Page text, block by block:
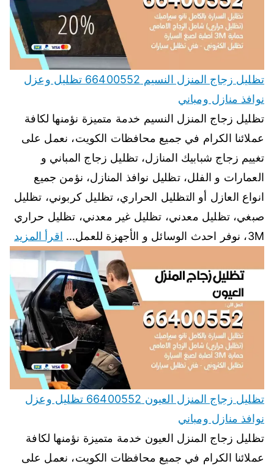
تظليل زجاج المنزل النسيم 66400552 تظليل وعزل
نوافذ منازل ومباني
تظليل زجاج المنزل النسيم خدمة متميزة نؤمنها لكافة
عملائنا الكرام في جميع محافظات الكويت، نعمل على
تغييم زجاج شبابيك المنازل، تظليل زجاج المباني و
العمارات و الفلل، تظليل نوافذ المنازل، نؤمن جميع
انواع العازل أو التظليل الحراري، تظليل كربوني، تظليل
صبغي، تظليل معدني، تظليل غير معدني، تظليل حراري
3M، نوفر احدث الوسائل و الأجهزة للعمل…
اقرأ المزيد
تظليل زجاج المنزل العيون 66400552 تظليل وعزل
نوافذ منازل ومباني
تظليل زجاج المنزل العيون خدمة متميزة نؤمنها لكافة
عملائنا الكرام في جميع محافظات الكويت، نعمل على